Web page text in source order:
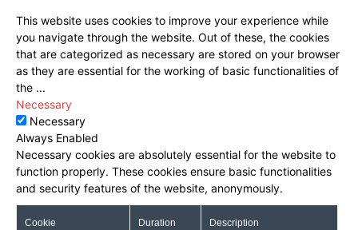
This website uses cookies to improve your experience while
you navigate through the website. Out of these, the cookies
that are categorized as necessary are stored on your browser
as they are essential for the working of basic functionalities of
the ...
Necessary
Necessary
Always Enabled
Necessary cookies are absolutely essential for the website to
function properly. These cookies ensure basic functionalities
and security features of the website, anonymously.
Cookie Duration Description